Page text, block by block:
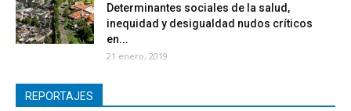
Determinantes sociales de la salud,
inequidad y desigualdad nudos críticos
en...
21 enero, 2019
REPORTAJES